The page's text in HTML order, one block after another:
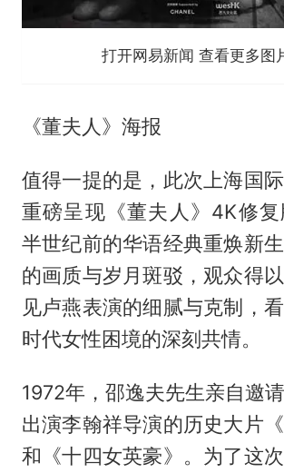
打开网易新闻 查看更多图
《董夫人》海报
值得一提的是，此次上海国
重磅呈现《董夫人》4K修
半世纪前的华语经典重焕新
的画质与岁月斑驳，观众得
见卢燕表演的细腻与克制，
时代女性困境的深刻共情。
1972年，邵逸夫先生亲自邀
出演李翰祥导演的历史大片《
和《十四女英豪》。为了这